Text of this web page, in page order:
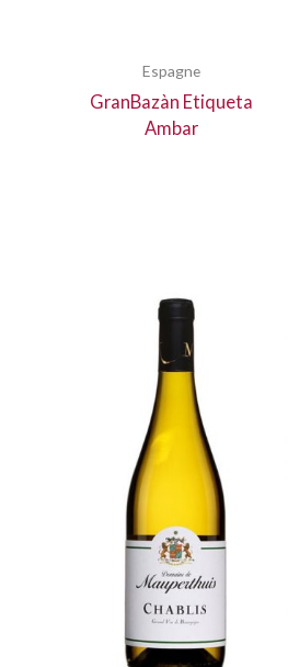
Espagne
GranBazàn Etiqueta
Ambar